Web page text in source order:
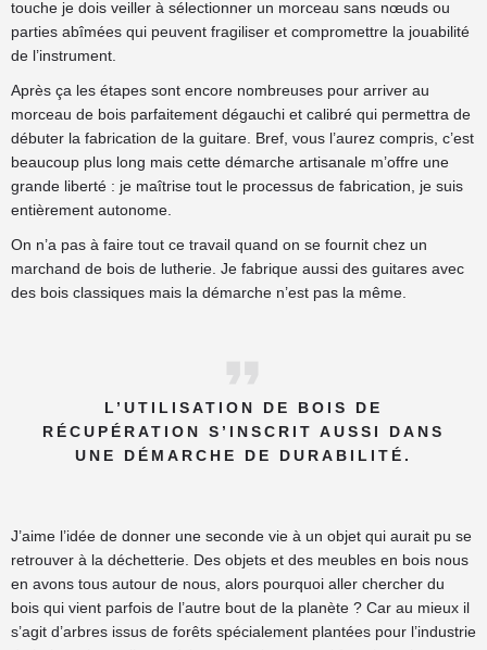
touche je dois veiller à sélectionner un morceau sans nœuds ou
parties abîmées qui peuvent fragiliser et compromettre la jouabilité
de l’instrument.
Après ça les étapes sont encore nombreuses pour arriver au
morceau de bois parfaitement dégauchi et calibré qui permettra de
débuter la fabrication de la guitare. Bref, vous l’aurez compris, c’est
beaucoup plus long mais cette démarche artisanale m’offre une
grande liberté : je maîtrise tout le processus de fabrication, je suis
entièrement autonome.
On n’a pas à faire tout ce travail quand on se fournit chez un
marchand de bois de lutherie. Je fabrique aussi des guitares avec
des bois classiques mais la démarche n’est pas la même.
L’UTILISATION DE BOIS DE
RÉCUPÉRATION S’INSCRIT AUSSI DANS
UNE DÉMARCHE DE DURABILITÉ.
J’aime l’idée de donner une seconde vie à un objet qui aurait pu se
retrouver à la déchetterie. Des objets et des meubles en bois nous
en avons tous autour de nous, alors pourquoi aller chercher du
bois qui vient parfois de l’autre bout de la planète ? Car au mieux il
s’agit d’arbres issus de forêts spécialement plantées pour l’industrie